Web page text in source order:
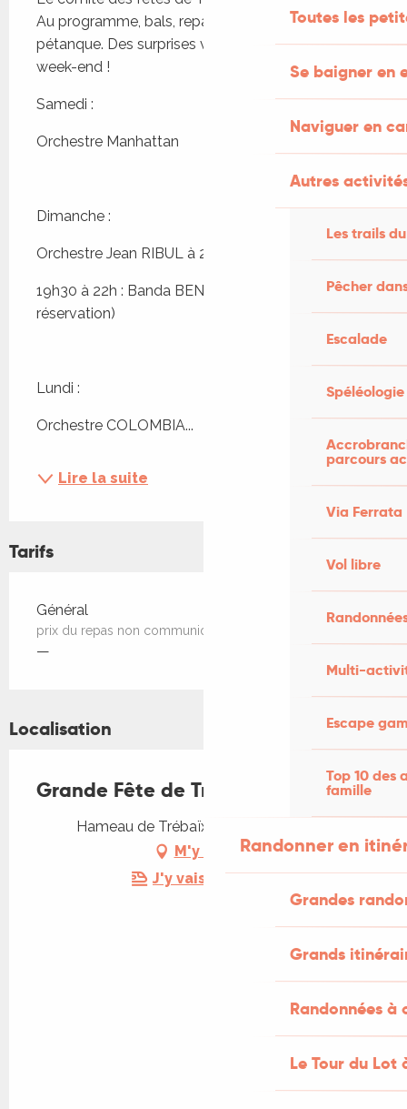
Toutes les
Se baigner en
Naviguer en
Autres
Les trails
Pêcher
Escalade
Spéléologie
parcours
Via Ferrata
Vol libre
Multi-
Escape
Top 10 des
famille
Randonner en
Grandes
Grands
Randonnées
Le Tour du Lot
Au programme, bals, repas et concours de
pétanque. Des surprises vous attendent tout le
week-end !
Samedi :
Orchestre Manhattan
Dimanche :
Orchestre Jean RIBUL à 22h
19h30 à 22h : Banda BEN avec restauration (sans
réservation)
Lundi :
Orchestre COLOMBIA...
Lire la suite
Tarifs
Tarifs 2026
Général
prix du repas non communiqué
—
Localisation
Grande Fête de Trébaïx
Hameau de Trébaïx, 46090 Villesèque
M'y rendre
J'y vais en train !